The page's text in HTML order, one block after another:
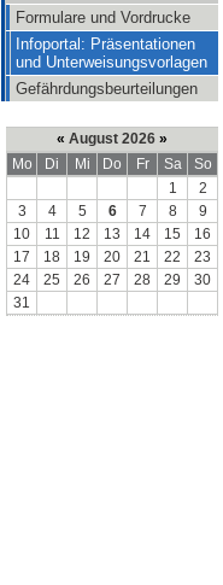
Formulare und Vordrucke
Infoportal: Präsentationen
und Unterweisungsvorlagen
Gefährdungsbeurteilungen
« August 2026 »
Mo
Di Mi Do Fr Sa
So
1
2
3
4 5 6 7 8
9
10
11 12 13 14 15
16
17
18 19 20 21 22
23
24
25 26 27 28 29
30
31